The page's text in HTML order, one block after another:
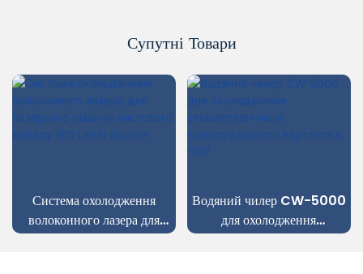
Супутні Товари
Система охолодження
волоконного лазера для
лазерного різання листового
Водяний чилер CW-5000
для охолодження
стоматологічного